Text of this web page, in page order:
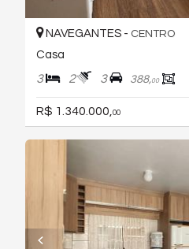
NAVEGANTES - CENTRO
Casa
3 2 3 388,00
R$ 1.340.000, 00